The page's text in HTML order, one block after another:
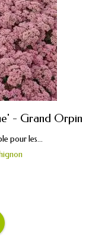
- Grand Orpin
pour les...